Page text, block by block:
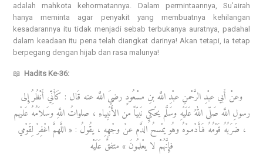
adalah mahkota kehormatannya. Dalam permintaannya, Su’airah
hanya meminta agar penyakit yang membuatnya kehilangan
kesadarannya itu tidak menjadi sebab terbukanya auratnya, padahal
dalam keadaan itu pena telah diangkat darinya! Akan tetapi, ia tetap
berpegang dengan hijab dan rasa malunya!
📖 Hadits Ke-36:
وعنْ أَبي عبْدِ الرَّحْمنِ عبْدِ اللَّه بنِ مسْعُودٍ رضيَ اللَّه عنه قَال : كَأَنِّي أَنْظُرُ إِلى
رسولِ اللَّه صَلّى اللهُ عَلَيْهِ وسَلَّم يحْكيِ نَبيّاً من الأَنْبِياءِ ، صلواتُ اللَّهِ وسَلاَمُهُ عَليْهم
، ضَرَبُهُ قَوْمُهُ فَأَدْمـوْهُ وهُو يمْسحُ الدَّم عنْ وجْهِهِ ، يقُولُ : « اللَّهمَّ اغْفِرْ لِقَوْمي
فإِنَّهُمْ لا يعْلمُونَ » متفقٌ عَلَيْه